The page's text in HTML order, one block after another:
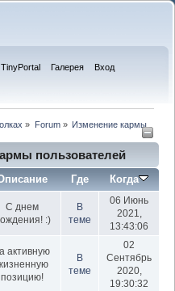
TinyPortal Галерея Вход
» Forum» Изменение кармы
пользователей
Где Когда
С днем
:)
В
теме
06 Июнь
2021,
13:43:06
активную
позицию!
В
теме
02
Сентябрь
2020,
19:30:32